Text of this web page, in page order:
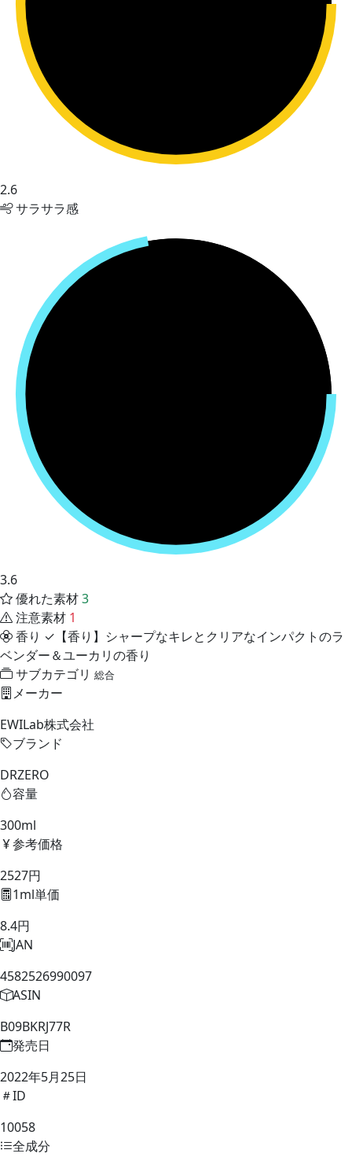
2.6
サラサラ感
3.6
優れた素材3
注意素材 1
香り ✓【香り】シャープなキレとクリアなインパクトのラ
ベンダー＆ユーカリの香り
サブカテゴリ 総合
メーカー
EWILab株式会社
ブランド
DRZERO
容量
300ml
参考価格
2527円
1ml単価
8.4円
JAN
4582526990097
ASIN
B09BKRJ77R
発売日
2022年5月25日
ID
10058
全成分